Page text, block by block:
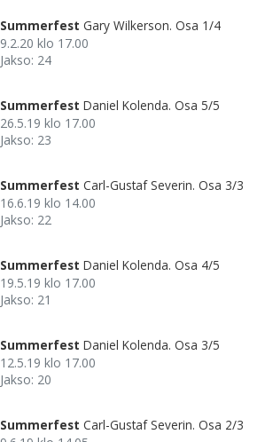
Summerfest Gary Wilkerson. Osa 1/4
9.2.20 klo 17.00
Jakso: 24
Summerfest Daniel Kolenda. Osa 5/5
26.5.19 klo 17.00
Jakso: 23
Summerfest Carl-Gustaf Severin. Osa 3/3
16.6.19 klo 14.00
Jakso: 22
Summerfest Daniel Kolenda. Osa 4/5
19.5.19 klo 17.00
Jakso: 21
Summerfest Daniel Kolenda. Osa 3/5
12.5.19 klo 17.00
Jakso: 20
Summerfest Carl-Gustaf Severin. Osa 2/3